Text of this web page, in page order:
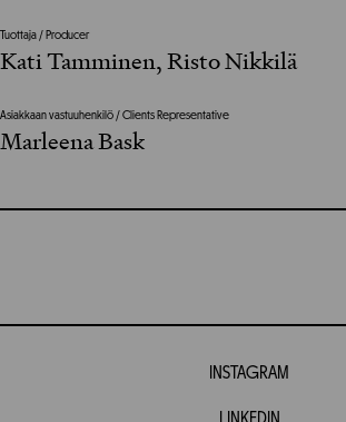
Tuottaja / Producer
Kati Tamminen, Risto Nikkilä
Asiakkaan vastuuhenkilö / Clients Representative
Marleena Bask
INSTAGRAM